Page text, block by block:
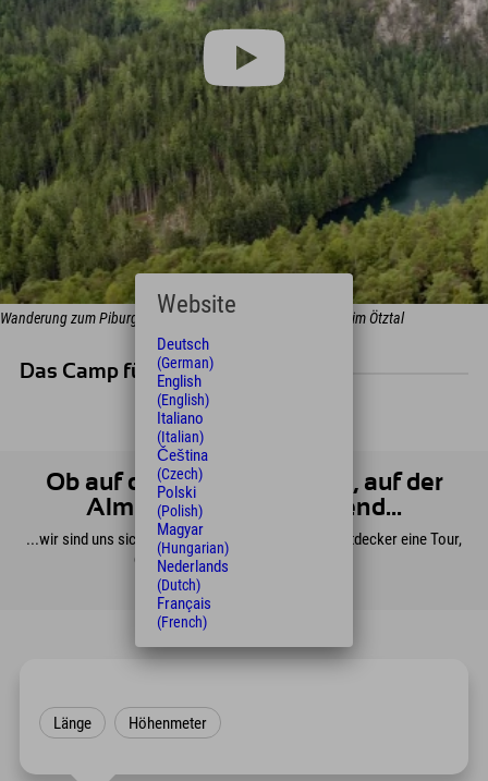
Wanderung zum Piburger See in Tirol: Der schönste Bergsee im Ötztal
Das Camp für Klettermaxe:
Ob auf dem Gipfel, im Steig, auf der
Alm oder im Fels hängend...
...wir sind uns sicher, im Ötztal findet jeder Alpen-Entdecker eine Tour,
die sein Herz höher schlagen lässt.
Länge Höhenmeter
Website
Deutsch
(German)
English
(English)
Italiano
(Italian)
Čeština
(Czech)
Polski
(Polish)
Magyar
(Hungarian)
Nederlands
(Dutch)
Français
(French)